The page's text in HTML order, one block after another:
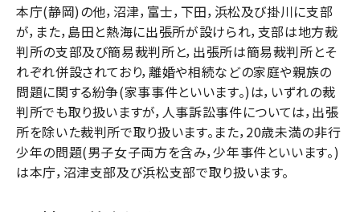
本庁(静岡)の他，沼津，富士，下田，浜松及び掛川に支部
が，また，島田と熱海に出張所が設けられ，支部は地方裁
判所の支部及び簡易裁判所と，出張所は簡易裁判所とそ
れぞれ併設されており，離婚や相続などの家庭や親族の
問題に関する紛争(家事事件といいます。)は，いずれの裁
判所でも取り扱いますが，人事訴訟事件については，出張
所を除いた裁判所で取り扱います。また，20歳未満の非行
少年の問題(男子女子両方を含み，少年事件といいます。)
は本庁，沼津支部及び浜松支部で取り扱います。